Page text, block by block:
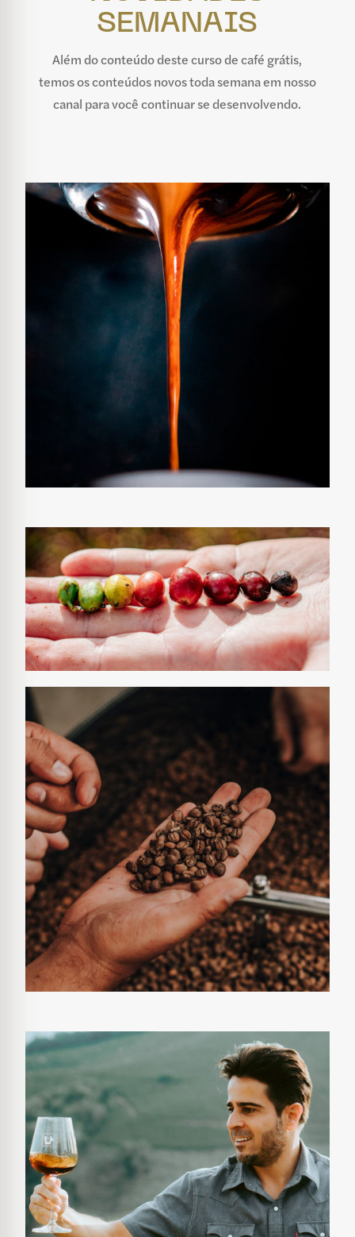
SEMANAIS
Além do conteúdo deste curso de café grátis,
temos os conteúdos novos toda semana em nosso
canal para você continuar se desenvolvendo.